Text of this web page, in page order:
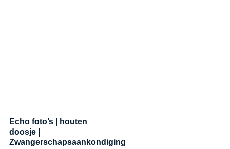
Echo foto’s | houten
doosje |
Zwangerschapsaankondiging